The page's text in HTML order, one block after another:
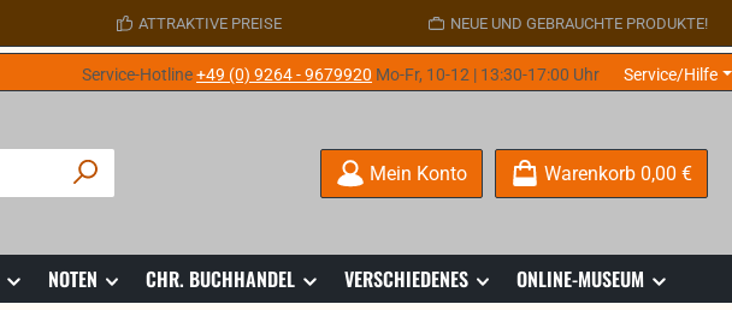
ATTRAKTIVE PREISE NEUE UND GEBRAUCHTE PRODUKTE!
Service-Hotline+49 (0) 9264 - 9679920 Mo-Fr, 10-12 | 13:30-17:00 Uhr Service/Hilfe
Mein Konto Warenkorb 0,00 €
NOTEN CHR. BUCHHANDEL VERSCHIEDENES ONLINE-MUSEUM